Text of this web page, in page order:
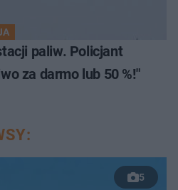
paliw. Policjant
za darmo lub 50 %!"
5